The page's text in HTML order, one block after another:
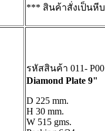
*** สินค้าสั่งเป็นหี
รหัสสินค้า 011-
Diamond Plate 9"
D 225 mm.
H 30 mm.
W 515 gms.